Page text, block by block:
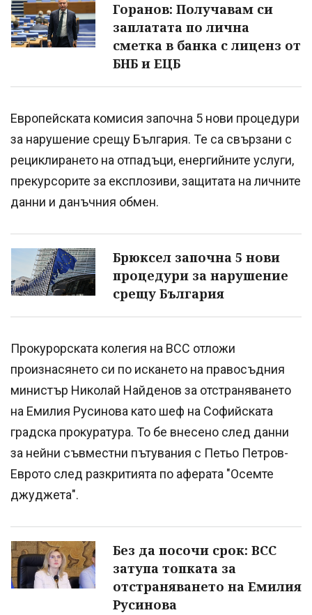
Горанов: Получавам си
заплатата по лична
сметка в банка с лиценз от
БНБ и ЕЦБ
Европейската комисия започна 5 нови процедури
за нарушение срещу България. Те са свързани с
рециклирането на отпадъци, енергийните услуги,
прекурсорите за експлозиви, защитата на личните
данни и данъчния обмен.
Брюксел започна 5 нови
процедури за нарушение
срещу България
Прокурорската колегия на ВСС отложи
произнасянето си по искането на правосъдния
министър Николай Найденов за отстраняването
на Емилия Русинова като шеф на Софийската
градска прокуратура. То бе внесено след данни
за нейни съвместни пътувания с Петьо Петров-
Еврото след разкритията по аферата "Осемте
джуджета".
Без да посочи срок: ВСС
затупа топката за
отстраняването на Емилия
Русинова